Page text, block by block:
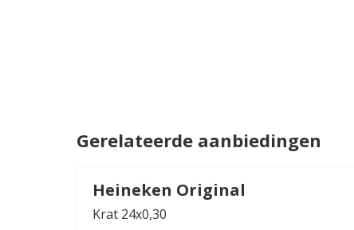
Gerelateerde aanbiedingen
Heineken Original
Krat 24x0,30